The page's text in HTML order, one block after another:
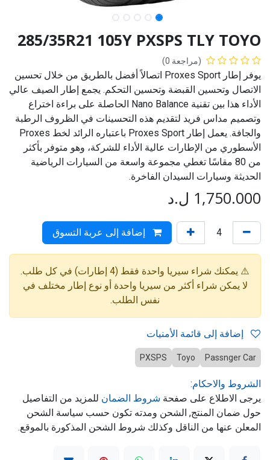
285/35R21 105Y PXSPS TLY TOYO
(مراجعة 0)
يوفر إطار Proxes Sport اتصالاً أفضل بالطريق من خلال تحسين
الاتصال وتحسين القبضة وتحسين التحكم. يجمع إطار الصيف عالي
الأداء هذا بين تقنية Nano Balance الحاصلة على براءة اختراع
وتصميم مداس فريد لتقديم هذه التحسينات في الظروف الرطبة
والجافة. يعمل إطار Proxes Sport باعتباره الرائد لخط Proxes
الأسطوري من الإطارات عالية الأداء للشركة، وهو متوفر بأكثر
من 80 مقاسًا تغطي مجموعة واسعة من السيارات الرياضية
الحديثة وسيارات السيدان الفاخرة.
1,750.000 ل.د
إضافة إلى عربة التسوق
⚠️ يمكنك شراء سيريا واحدة فقط (4 إطارات) في كل طلب.
لا يمكن شراء أكثر من سيريا واحدة أو نوع إطار مختلف في
نفس الطلب.
Passnger Car
Toyo
PXSPS
الشروط والاحكام:
يرجى الاطلاع على صفحة شروط الضمان للمزيد من التفاصيل
حول ضمان المنتج, الشحن ومدته تكون حسب سياسة الشحن
المعلن عنها من الناقل وكذلك شروط الشحن المذكورة بالموقع.